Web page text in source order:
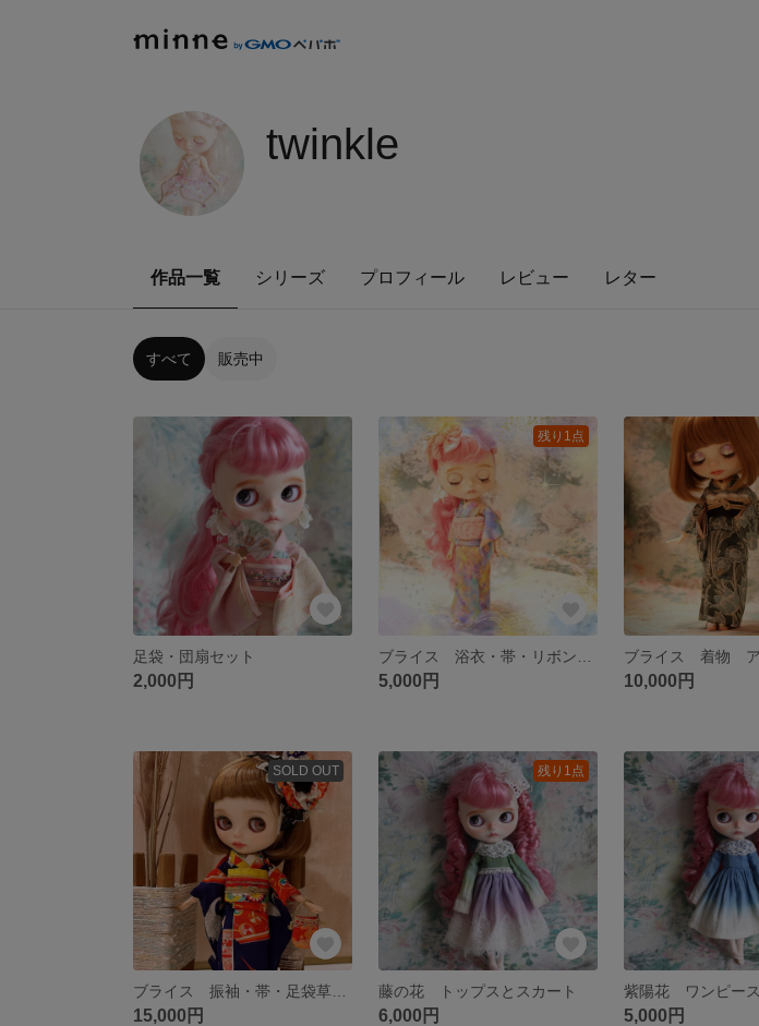
twinkle
作品一覧 シリーズ プロフィール レビュー レター
すべて 販売中
足袋・団扇セット
2,000円
残り1点
5,000円 10,000円
SOLD OUT
15,000円
残り1点
藤の花 トップスとスカート
6,000円
紫陽花 ワンピース
5,000円